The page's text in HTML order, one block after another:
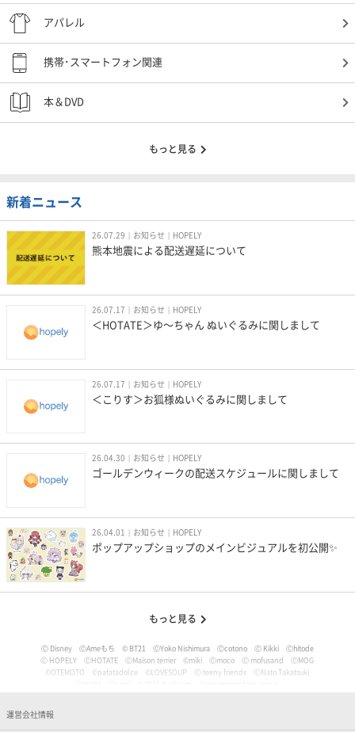
アパレル
携帯･スマートフォン関連
本＆DVD
もっと見る
新着ニュース
26.07.29 お知らせ HOPELY
熊本地震による配送遅延について
26.07.17 お知らせ HOPELY
＜HOTATE＞ゆ〜ちゃん ぬいぐるみに関しまして
26.07.17 お知らせ HOPELY
＜こりす＞お狐様ぬいぐるみに関しまして
26.04.30 お知らせ HOPELY
ゴールデンウィークの配送スケジュールに関しまして
26.04.01 お知らせ HOPELY
ポップアップショップのメインビジュアルを初公開✨
もっと見る
Ⓒ Disney ⒸAmeもち © BT21 ⒸYoko Nishimura Ⓒcotono Ⓒ Kikki
Ⓒhitode
Ⓒ HOPELY
ⒸHOTATE ⒸMaison terrier ©miki Ⓒmoco Ⓒ mofusand
ⒸMOG
©OTEMOTO
©patatadolce ©LOVESOUP Ⓒ teeny friends
ⒸNato Takatsuki
運営会社情報